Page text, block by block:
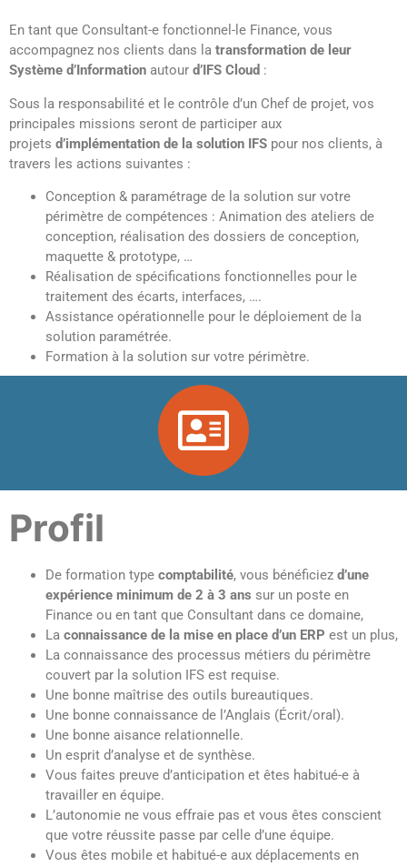
En tant que Consultant-e fonctionnel-le Finance, vous
accompagnez nos clients dans la transformation de leur
Système d’Information autour d’IFS Cloud :
Sous la responsabilité et le contrôle d’un Chef de projet, vos
principales missions seront de participer aux
projets d’implémentation de la solution IFS pour nos clients, à
travers les actions suivantes :
Conception & paramétrage de la solution sur votre
périmètre de compétences : Animation des ateliers de
conception, réalisation des dossiers de conception,
maquette & prototype, …
Réalisation de spécifications fonctionnelles pour le
traitement des écarts, interfaces, ….
Assistance opérationnelle pour le déploiement de la
solution paramétrée.
Formation à la solution sur votre périmètre.
Profil
De formation type comptabilité, vous bénéficiez d’une
expérience minimum de 2 à 3 ans sur un poste en
Finance ou en tant que Consultant dans ce domaine,
La connaissance de la mise en place d’un ERP est un plus,
La connaissance des processus métiers du périmètre
couvert par la solution IFS est requise.
Une bonne maîtrise des outils bureautiques.
Une bonne connaissance de l’Anglais (Écrit/oral).
Une bonne aisance relationnelle.
Un esprit d’analyse et de synthèse.
Vous faites preuve d’anticipation et êtes habitué-e à
travailler en équipe.
L’autonomie ne vous effraie pas et vous êtes conscient
que votre réussite passe par celle d’une équipe.
Vous êtes mobile et habitué-e aux déplacements en